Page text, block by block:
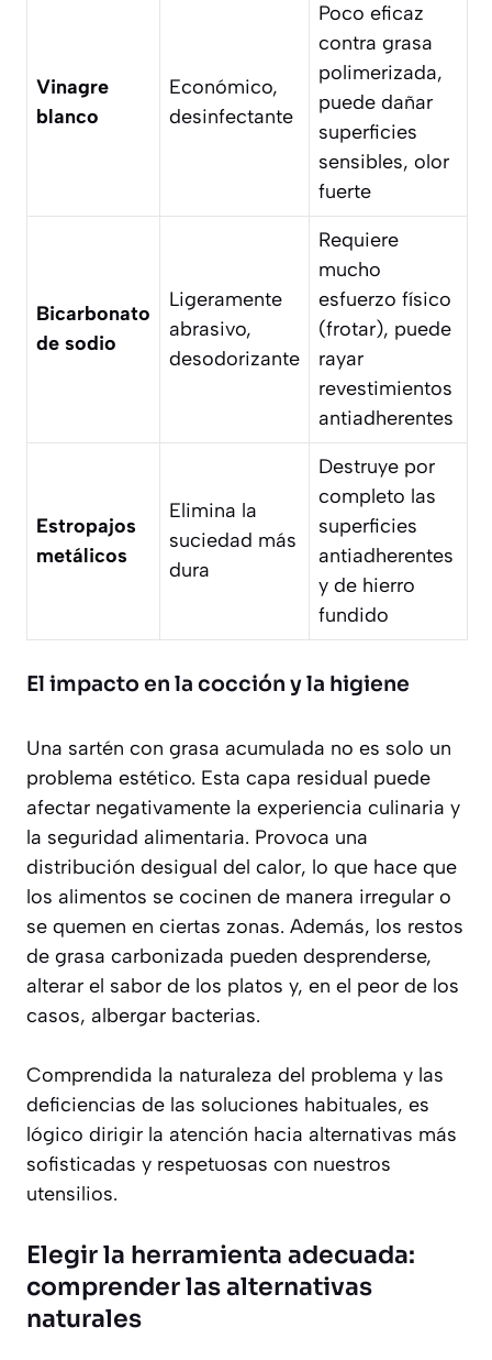
Vinagre
blanco
Económico,
desinfectante
Poco eficaz
contra grasa
polimerizada,
puede dañar
superficies
sensibles, olor
fuerte
Bicarbonato
de sodio
Ligeramente
abrasivo,
desodorizante
Requiere
mucho
esfuerzo físico
(frotar), puede
rayar
revestimientos
antiadherentes
Estropajos
metálicos
Elimina la
suciedad más
dura
Destruye por
completo las
superficies
antiadherentes
y de hierro
fundido
El impacto en la cocción y la higiene
Una sartén con grasa acumulada no es solo un
problema estético. Esta capa residual puede
afectar negativamente la experiencia culinaria y
la seguridad alimentaria. Provoca una
distribución desigual del calor, lo que hace que
los alimentos se cocinen de manera irregular o
se quemen en ciertas zonas. Además, los restos
de grasa carbonizada pueden desprenderse,
alterar el sabor de los platos y, en el peor de los
casos, albergar bacterias.
Comprendida la naturaleza del problema y las
deficiencias de las soluciones habituales, es
lógico dirigir la atención hacia alternativas más
sofisticadas y respetuosas con nuestros
utensilios.
Elegir la herramienta adecuada:
comprender las alternativas
naturales